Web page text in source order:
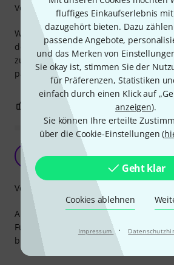
fluffiges Einkaufserlebnis
dazugehört bieten. Dazu
passende Angebote,
und das Merken von
Sie okay ist, stimmen Sie der
für Präferenzen, Statistiken
einfach durch einen Klick auf
anzeigen).
Sie können Ihre erteilte
über die Cookie-Einstellungen (
Geht klar
Cookies ablehnen
Impressum ·
Wer sich nicht an der Marke stört und
den Katana 100 sucht, wird mit dieser
zufreiden sein, auch wenn sie nicht
passt.
Verarbeitung
0 BEWERTUNG MELDEN
Praktisch!
Christoph-
Anständig verarbeitet. Passt auf den
Fußschalter und Netzkabel können
bleiben (bequemer geht's nicht).
Verarbeitung